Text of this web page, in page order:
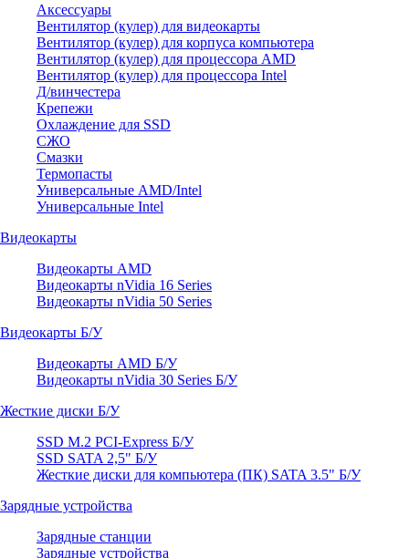
Аксессуары
Вентилятор (кулер) для видеокарты
Вентилятор (кулер) для корпуса компьютера
Вентилятор (кулер) для процессора AMD
Вентилятор (кулер) для процессора Intel
Д/винчестера
Крепежи
Охлаждение для SSD
СЖО
Смазки
Термопасты
Универсальные AMD/Intel
Универсальные Intel
Видеокарты
Видеокарты AMD
Видеокарты nVidia 16 Series
Видеокарты nVidia 50 Series
Видеокарты Б/У
Видеокарты AMD Б/У
Видеокарты nVidia 30 Series Б/У
Жесткие диски Б/У
SSD M.2 PCI-Express Б/У
SSD SATA 2,5" Б/У
Жесткие диски для компьютера (ПК) SATA 3.5" Б/У
Зарядные устройства
Зарядные станции
Зарядные устройства